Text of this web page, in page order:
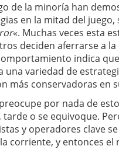
de la minoría han
en la mitad del
«. Muchas veces esta
deciden aferrarse a la
indica
variedad de
más conservadoras en
por nada de
o se equivoque.
y operadores clave
corriente, y entonces el